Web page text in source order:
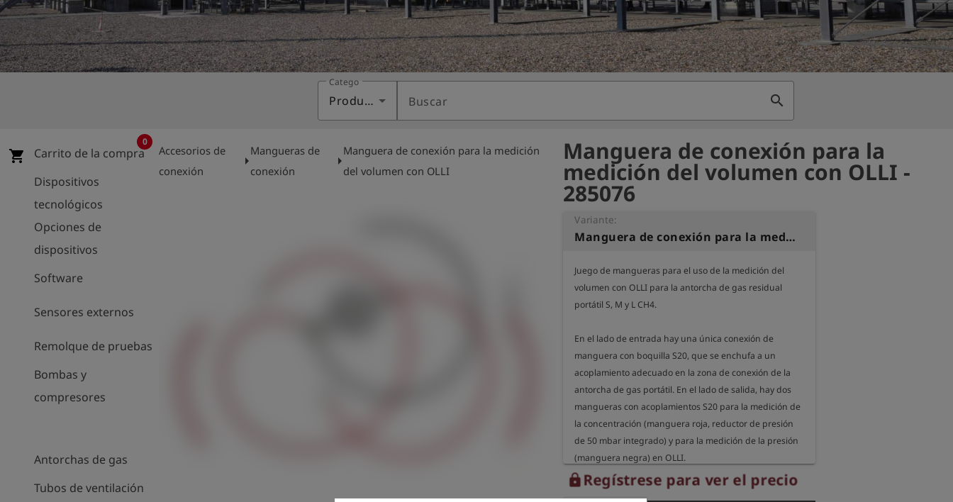
shield Registro
Categoría
Productos Buscar search
shopping_cart Carrito de la compra
0
Dispositivos
tecnológicos
Opciones de
dispositivos
Software
Sensores externos
Remolque de pruebas
Bombas y
compresores
Antorchas de gas
Tubos de ventilación
Accesorios de
conexión
arrow_right
Mangueras de
conexión
arrow_right
Manguera de conexión para la medición
del volumen con OLLI
Manguera de conexión para la
medición del volumen con OLLI -
285076
Variante:
Manguera de conexión para la medición del volumen con OLLI
Juego de mangueras para el uso de la medición del
volumen con OLLI para la antorcha de gas residual
portátil S, M y L CH4.
En el lado de entrada hay una única conexión de
manguera con boquilla S20, que se enchufa a un
acoplamiento adecuado en la zona de conexión de la
antorcha de gas portátil. En el lado de salida, hay dos
mangueras con acoplamientos S20 para la medición de
la concentración (manguera roja, reductor de presión
de 50 mbar integrado) y para la medición de la presión
(manguera negra) en OLLI.
lockRegístrese para ver el precio